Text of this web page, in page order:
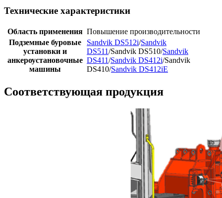
Технические характеристики
Область применения Повышение производительности
Подземные буровые
установки и
анкероустановочные
машины
Sandvik DS512i/Sandvik
DS511/Sandvik DS510/Sandvik
DS411/Sandvik DS412i/Sandvik
DS410/Sandvik DS412iE
Соответствующая продукция